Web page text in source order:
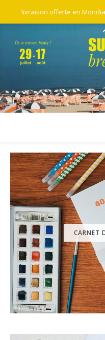
CARNET
livraison offerte en